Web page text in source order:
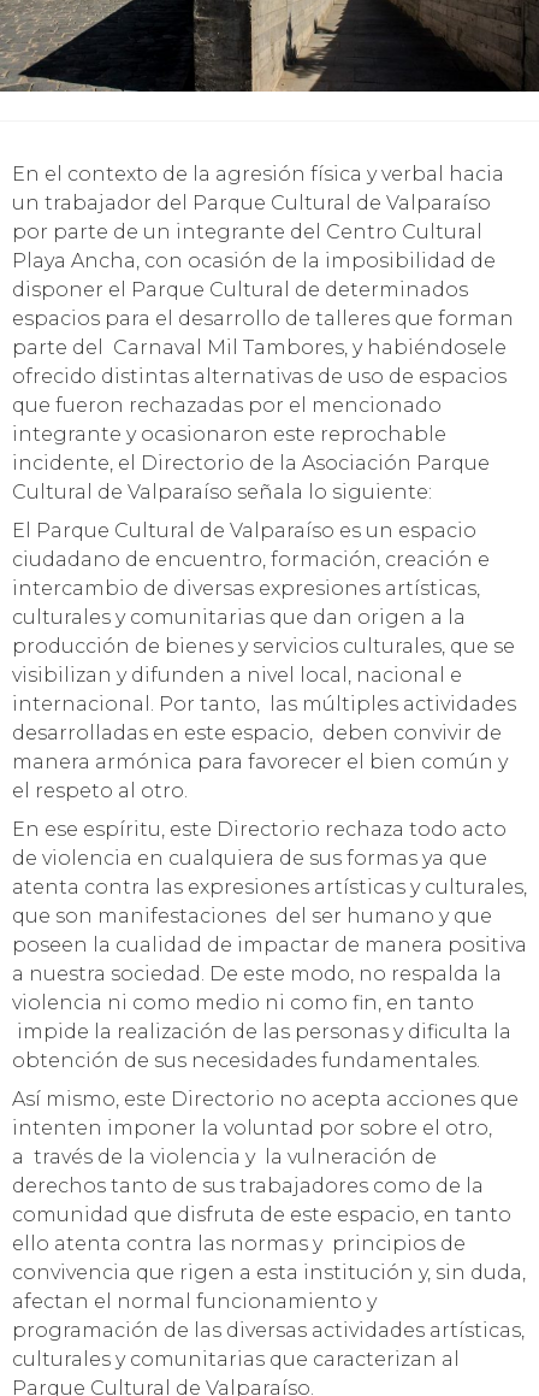
En el contexto de la agresión física y verbal hacia
un trabajador del Parque Cultural de Valparaíso
por parte de un integrante del Centro Cultural
Playa Ancha, con ocasión de la imposibilidad de
disponer el Parque Cultural de determinados
espacios para el desarrollo de talleres que forman
parte del Carnaval Mil Tambores, y habiéndosele
ofrecido distintas alternativas de uso de espacios
que fueron rechazadas por el mencionado
integrante y ocasionaron este reprochable
incidente, el Directorio de la Asociación Parque
Cultural de Valparaíso señala lo siguiente:
El Parque Cultural de Valparaíso es un espacio
ciudadano de encuentro, formación, creación e
intercambio de diversas expresiones artísticas,
culturales y comunitarias que dan origen a la
producción de bienes y servicios culturales, que se
visibilizan y difunden a nivel local, nacional e
internacional. Por tanto, las múltiples actividades
desarrolladas en este espacio, deben convivir de
manera armónica para favorecer el bien común y
el respeto al otro.
En ese espíritu, este Directorio rechaza todo acto
de violencia en cualquiera de sus formas ya que
atenta contra las expresiones artísticas y culturales,
que son manifestaciones del ser humano y que
poseen la cualidad de impactar de manera positiva
a nuestra sociedad. De este modo, no respalda la
violencia ni como medio ni como fin, en tanto
impide la realización de las personas y dificulta la
obtención de sus necesidades fundamentales.
Así mismo, este Directorio no acepta acciones que
intenten imponer la voluntad por sobre el otro,
a través de la violencia y la vulneración de
derechos tanto de sus trabajadores como de la
comunidad que disfruta de este espacio, en tanto
ello atenta contra las normas y principios de
convivencia que rigen a esta institución y, sin duda,
afectan el normal funcionamiento y
programación de las diversas actividades artísticas,
culturales y comunitarias que caracterizan al
Parque Cultural de Valparaíso.